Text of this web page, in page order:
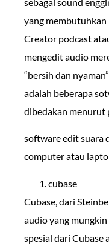
yang
Creator podcast
mengedit audio
“bersih dan
adalah beberapa
dibedakan menurut
software edit suara
computer atau
cubase
Cubase, dari
audio yang mungkin
spesial dari Cubase